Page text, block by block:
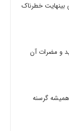
8 ماده غذایی بینهایت خطرناک
و مضرات آن
گرسنه